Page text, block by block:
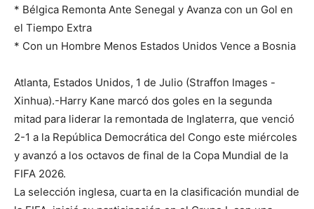
* Bélgica Remonta Ante Senegal y Avanza con un Gol en
el Tiempo Extra
* Con un Hombre Menos Estados Unidos Vence a Bosnia
Atlanta, Estados Unidos, 1 de Julio (Straffon Images -
Xinhua).-Harry Kane marcó dos goles en la segunda
mitad para liderar la remontada de Inglaterra, que venció
2-1 a la República Democrática del Congo este miércoles
y avanzó a los octavos de final de la Copa Mundial de la
FIFA 2026.
La selección inglesa, cuarta en la clasificación mundial de